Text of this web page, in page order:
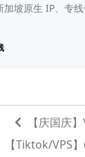
加坡原生 IP、专
【庆国庆
【Tiktok/VPS